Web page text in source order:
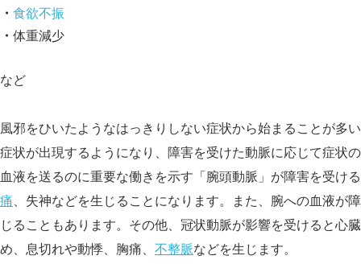
食欲不振
体重減少
など
風邪をひいたようなはっきりしない症状から始まることが多
症状が出現するようになり、障害を受けた動脈に応じて症状
血液を送るのに重要な働きを示す「腕頭動脈」が障害を受け
痛、失神などを生じることになります。また、腕への血液が
じることもあります。その他、冠状動脈が影響を受けると心
め、息切れや動悸、胸痛、 不整脈などを生じます。